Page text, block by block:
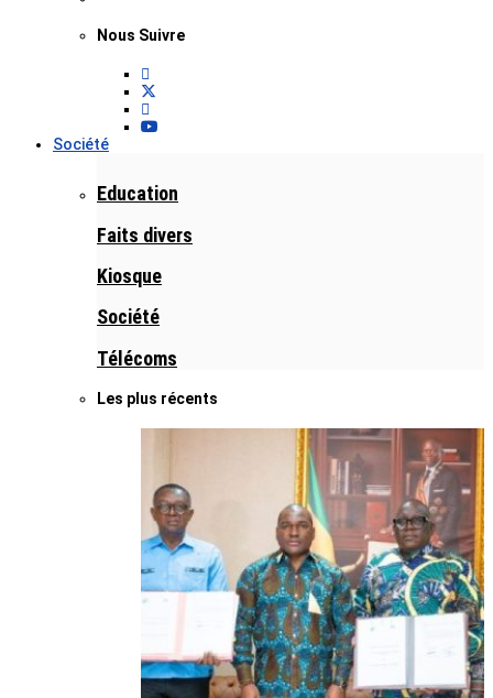
Nous Suivre
Société
Education
Faits divers
Kiosque
Société
Télécoms
Les plus récents